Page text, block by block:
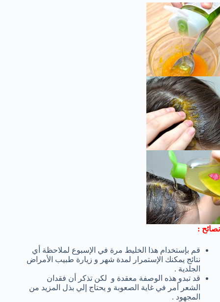
نصائح :
قم بإستخدام هذا الخليط مرة في الإسبوع لملاحظة أي
نتائج يمكنك الإستمرار لمدة شهر و زيارة طبيب الأمراض
الجلدية .
قد تبدو هذه الوصفة معقدة و لكن تذكر أن فقدان
الشعر أمر في غاية الصعوبة و يحتاج إلي بذل المزيد من
المجهود .